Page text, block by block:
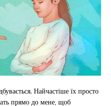
Найчастіше їх просто
прямо до мене, щоб